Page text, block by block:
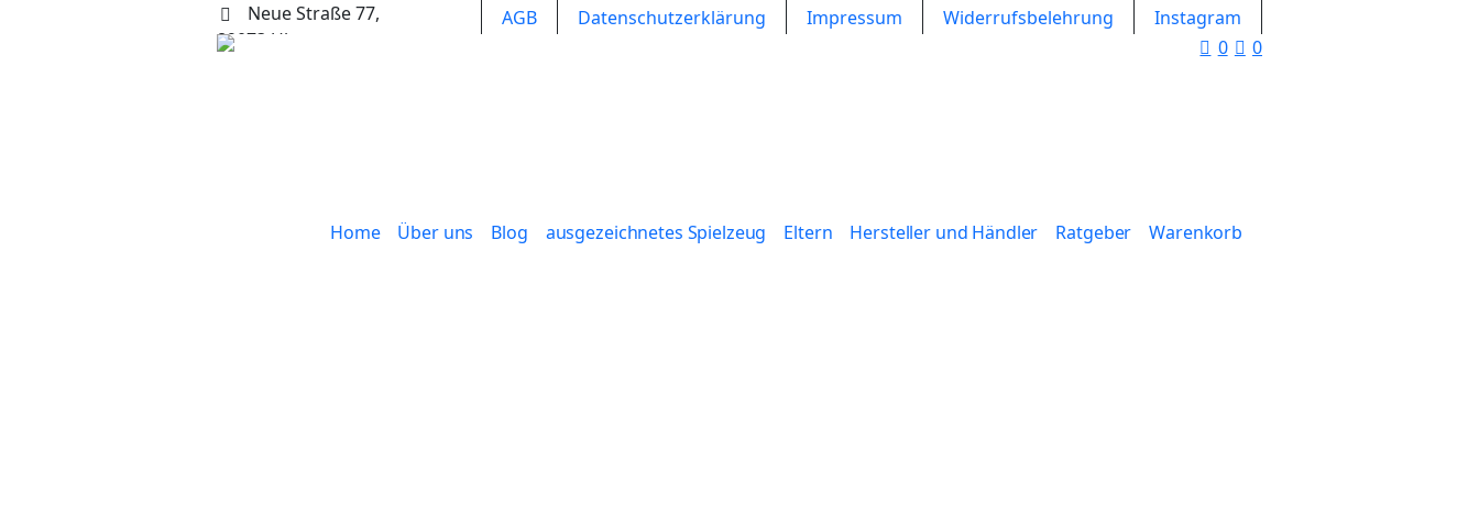
AGB Datenschutzerklärung Impressum Widerrufsbelehrung Instagram
Neue Straße 77,
89073 Ulm
0 0
Home Über uns Blog ausgezeichnetes Spielzeug Eltern Hersteller und Händler Ratgeber Warenkorb